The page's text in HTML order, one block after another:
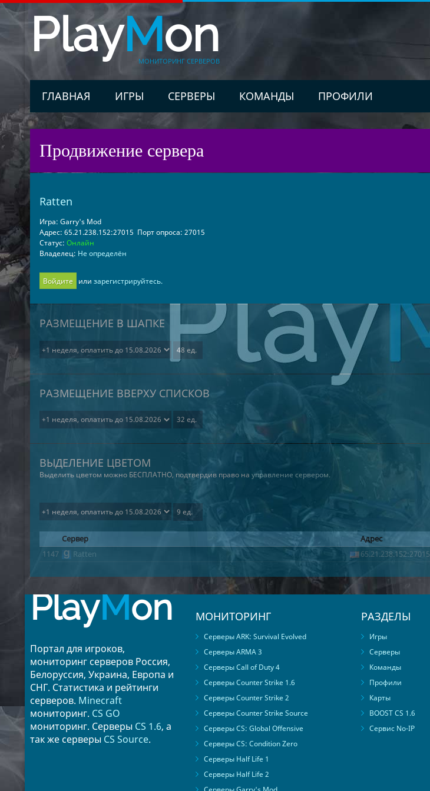
PlayMon
МОНИТОРИНГ СЕРВЕРОВ
ГЛАВНАЯ ИГРЫ СЕРВЕРЫ КОМАНДЫ ПРОФИЛИ
Продвижение сервера
Ratten
Игра: Garry's Mod
Адрес: 65.21.238.152:27015 Порт опроса: 27015
Статус: Онлайн
Владелец: Не определён
Войдите или зарегистрируйтесь.
РАЗМЕЩЕНИЕ В ШАПКЕ
РАЗМЕЩЕНИЕ ВВЕРХУ СПИСКОВ
ВЫДЕЛЕНИЕ ЦВЕТОМ
Выделить цветом можно БЕСПЛАТНО, подтвердив право на управление сервером.
Сервер Адрес
1147
Ratten 65.21.238.152:27015
PlayMon
Портал для игроков,
мониторинг серверов Россия,
Белоруссия, Украина, Европа и
СНГ. Статистика и рейтинги
серверов. Minecraft
мониторинг. CS GO
мониторинг. Серверы CS 1.6, а
так же серверы CS Source.
МОНИТОРИНГ
Серверы ARK: Survival Evolved
Серверы ARMA 3
Серверы Call of Duty 4
Серверы Counter Strike 1.6
Серверы Counter Strike 2
Серверы Counter Strike Source
Серверы CS: Global Offensive
Серверы CS: Condition Zero
Серверы Half Life 1
Серверы Half Life 2
РАЗДЕЛЫ
Игры
Серверы
Команды
Профили
Карты
BOOST CS 1.6
Сервис No-IP